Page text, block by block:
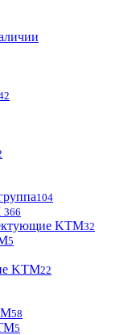
104
366
KTM32
5
KTM22
58
5